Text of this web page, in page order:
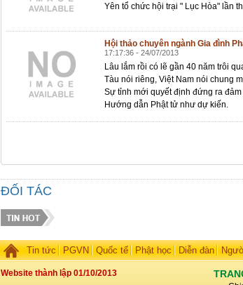
Yên tổ chức hội trại " Lục Hòa" lần
Hội thảo chuyên ngành Gia đình
17:17:36 - 24/07/2013
Lâu lắm rồi có lẽ gần 40 năm trôi
Tàu nói riêng, Việt Nam nói chung
Sự tỉnh mới quyết định đứng ra
Hướng dẫn Phật tử như dự kiến.
ĐỐI TÁC
Tin tức PGVN Quốc tế Phật học Diễn đàn
Website thành lập 01/10/2013